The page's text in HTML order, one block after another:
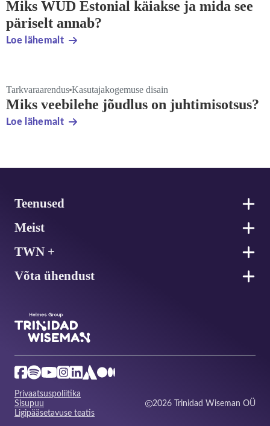
Miks WUD Estonial käiakse ja mida see
päriselt annab?
Loe lähemalt
Tarkvaraarendus Kasutajakogemuse disain
Miks veebilehe jõudlus on juhtimisotsus?
Loe lähemalt
Teenused
Meist
TWN +
Võta ühendust
Privaatsuspoliitika
Sisupuu
Ligipääsetavuse teatis
2026 Trinidad Wiseman OÜ